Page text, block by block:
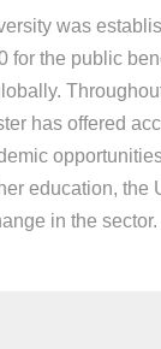
was
for the public
has offered
education, the
in the sector.